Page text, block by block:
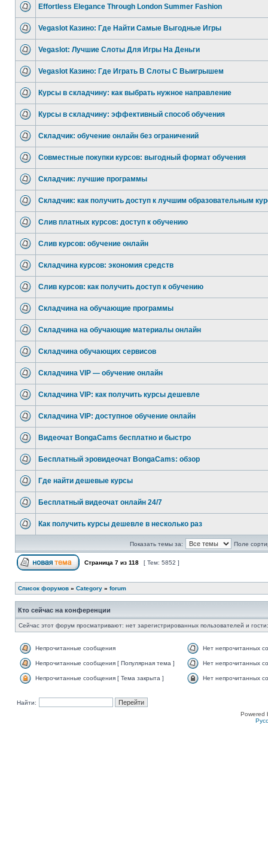
Effortless Elegance Through London Summer Fashion
Vegaslot Казино: Где Найти Самые Выгодные Игры
Vegaslot: Лучшие Слоты Для Игры На Деньги
Vegaslot Казино: Где Играть В Слоты С Выигрышем
Курсы в складчину: как выбрать нужное направление
Курсы в складчину: эффективный способ обучения
Складчик: обучение онлайн без ограничений
Совместные покупки курсов: выгодный формат обучения
Складчик: лучшие программы
Складчик: как получить доступ к лучшим образовательным
Слив платных курсов: доступ к обучению
Слив курсов: обучение онлайн
Складчина курсов: экономия средств
Слив курсов: как получить доступ к обучению
Складчина на обучающие программы
Складчина на обучающие материалы онлайн
Складчина обучающих сервисов
Складчина VIP — обучение онлайн
Складчина VIP: как получить курсы дешевле
Складчина VIP: доступное обучение онлайн
Видеочат BongaCams бесплатно и быстро
Бесплатный эровидеочат BongaCams: обзор
Где найти дешевые курсы
Бесплатный видеочат онлайн 24/7
Как получить курсы дешевле в несколько раз
Показать темы за: Поле
Страница 7 из 118 [ Тем: 5852 ]
Список форумов » Category » forum
Кто сейчас на конференции
Сейчас этот форум просматривают: нет зарегистрированных пользователей и
Непрочитанные сообщения Нет непрочитанных
Непрочитанные сообщения [ Популярная тема ] Нет непрочитанных
Непрочитанные сообщения [ Тема закрыта ] Нет непрочитанных
Найти:
Powered